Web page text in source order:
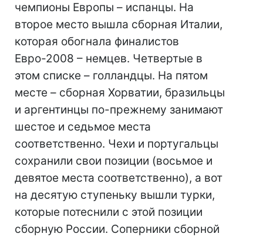
чемпионы Европы – испанцы. На
второе место вышла сборная Италии,
которая обогнала финалистов
Евро-2008 – немцев. Четвертые в
этом списке – голландцы. На пятом
месте – сборная Хорватии, бразильцы
и аргентинцы по-прежнему занимают
шестое и седьмое места
соответственно. Чехи и португальцы
сохранили свои позиции (восьмое и
девятое места соответственно), а вот
на десятую ступеньку вышли турки,
которые потеснили с этой позиции
сборную России. Соперники сборной